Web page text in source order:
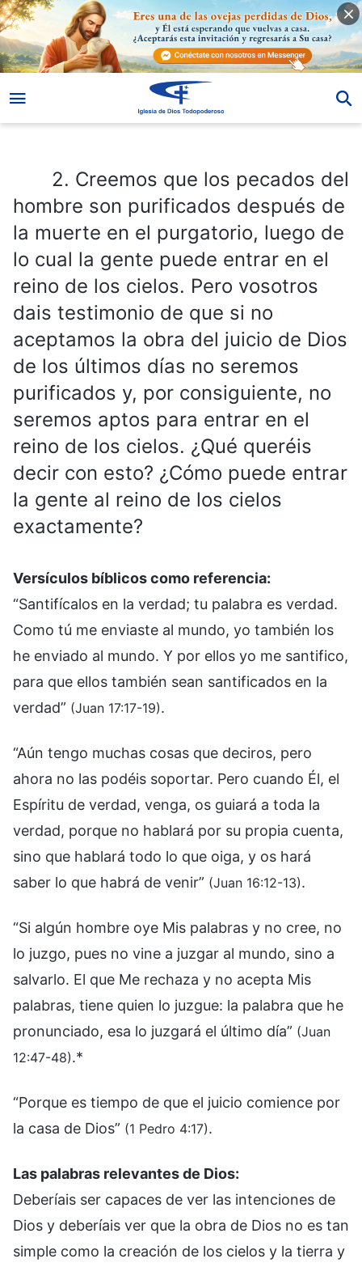
2. Creemos que los pecados del
hombre son purificados después de
la muerte en el purgatorio, luego de
lo cual la gente puede entrar en el
reino de los cielos. Pero vosotros
dais testimonio de que si no
aceptamos la obra del juicio de Dios
de los últimos días no seremos
purificados y, por consiguiente, no
seremos aptos para entrar en el
reino de los cielos. ¿Qué queréis
decir con esto? ¿Cómo puede entrar
la gente al reino de los cielos
exactamente?
Versículos bíblicos como referencia:
“Santifícalos en la verdad; tu palabra es verdad.
Como tú me enviaste al mundo, yo también los
he enviado al mundo. Y por ellos yo me santifico,
para que ellos también sean santificados en la
verdad” (Juan 17:17-19).
“Aún tengo muchas cosas que deciros, pero
ahora no las podéis soportar. Pero cuando Él, el
Espíritu de verdad, venga, os guiará a toda la
verdad, porque no hablará por su propia cuenta,
sino que hablará todo lo que oiga, y os hará
saber lo que habrá de venir” (Juan 16:12-13).
“Si algún hombre oye Mis palabras y no cree, no
lo juzgo, pues no vine a juzgar al mundo, sino a
salvarlo. El que Me rechaza y no acepta Mis
palabras, tiene quien lo juzgue: la palabra que he
pronunciado, esa lo juzgará el último día” (Juan
12:47-48).*
“Porque es tiempo de que el juicio comience por
la casa de Dios” (1 Pedro 4:17).
Las palabras relevantes de Dios:
Deberíais ser capaces de ver las intenciones de
Dios y deberíais ver que la obra de Dios no es tan
simple como la creación de los cielos y la tierra y